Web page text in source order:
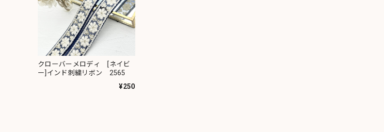
クローバーメロディ [ネイビ
ー]インド刺繍リボン 2565
¥250